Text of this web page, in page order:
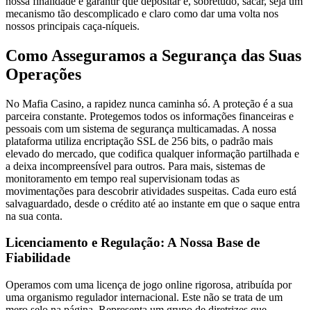
mecanismo tão descomplicado e claro como dar uma volta nos
nossos principais caça-níqueis.
Como Asseguramos a Segurança das Suas
Operações
No Mafia Casino, a rapidez nunca caminha só. A proteção é a sua
parceira constante. Protegemos todos os informações financeiras e
pessoais com um sistema de segurança multicamadas. A nossa
plataforma utiliza encriptação SSL de 256 bits, o padrão mais
elevado do mercado, que codifica qualquer informação partilhada e
a deixa incompreensível para outros. Para mais, sistemas de
monitoramento em tempo real supervisionam todas as
movimentações para descobrir atividades suspeitas. Cada euro está
salvaguardado, desde o crédito até ao instante em que o saque entra
na sua conta.
Licenciamento e Regulação: A Nossa Base de
Fiabilidade
Operamos com uma licença de jogo online rigorosa, atribuída por
uma organismo regulador internacional. Este não se trata de um